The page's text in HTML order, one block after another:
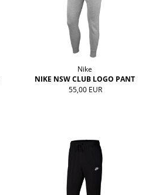
Nike
NIKE NSW CLUB LOGO PANT
55,00 EUR